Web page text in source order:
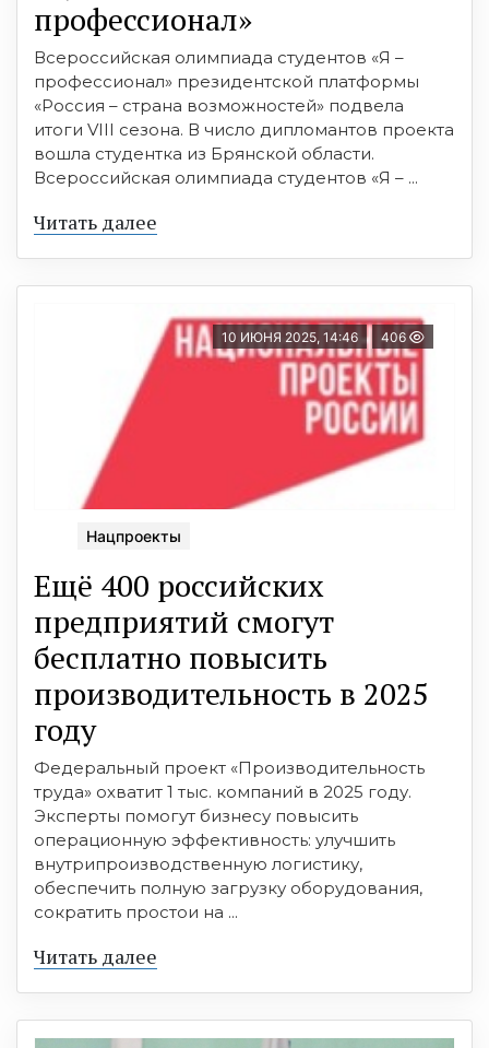
профессионал»
Всероссийская олимпиада студентов «Я –
профессионал» президентской платформы
«Россия – страна возможностей» подвела
итоги VIII сезона. В число дипломантов проекта
вошла студентка из Брянской области.
Всероссийская олимпиада студентов «Я – ...
Читать далее
10 ИЮНЯ 2025, 14:46 406
Нацпроекты
Ещё 400 российских
предприятий смогут
бесплатно повысить
производительность в 2025
году
Федеральный проект «Производительность
труда» охватит 1 тыс. компаний в 2025 году.
Эксперты помогут бизнесу повысить
операционную эффективность: улучшить
внутрипроизводственную логистику,
обеспечить полную загрузку оборудования,
сократить простои на ...
Читать далее